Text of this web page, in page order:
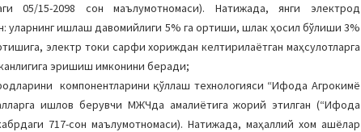
05/15-2098 сон маълумотномаси). Натижада, янги электрод
уларнинг ишлаш давомийлиги 5% га ортиши, шлак ҳосил бўлиши 3%
электр токи сарфи хориждан келтирилаётган маҳсулотларга
эришиш имконини беради;
компонентларини қўллаш технологияси “Ифода Агрокимё
ишлов берувчи МЖЧда амалиётига жорий этилган (“Ифода
717-сон маълумотномаси). Натижада, маҳаллий хом ашёлар